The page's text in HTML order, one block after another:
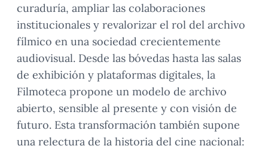
curaduría, ampliar las colaboraciones
institucionales y revalorizar el rol del archivo
fílmico en una sociedad crecientemente
audiovisual. Desde las bóvedas hasta las salas
de exhibición y plataformas digitales, la
Filmoteca propone un modelo de archivo
abierto, sensible al presente y con visión de
futuro. Esta transformación también supone
una relectura de la historia del cine nacional: